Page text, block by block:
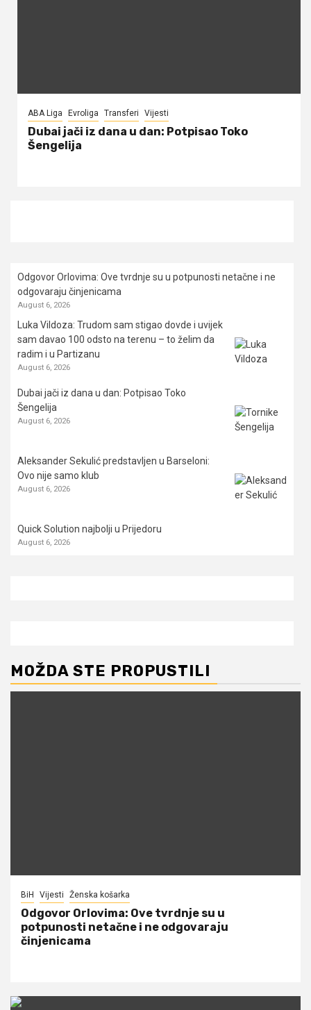
ABA Liga Evroliga Transferi Vijesti
Dubai jači iz dana u dan: Potpisao Toko
Šengelija
Odgovor Orlovima: ​Ove tvrdnje su u potpunosti netačne i ne
odgovaraju činjenicama
August 6, 2026
Luka Vildoza: Trudom sam stigao dovde i uvijek
sam davao 100 odsto na terenu – to želim da
radim i u Partizanu
August 6, 2026
Dubai jači iz dana u dan: Potpisao Toko
Šengelija
August 6, 2026
Aleksander Sekulić predstavljen u Barseloni:
Ovo nije samo klub
August 6, 2026
Quick Solution najbolji u Prijedoru
August 6, 2026
MOŽDA STE PROPUSTILI
BiH Vijesti Ženska košarka
Odgovor Orlovima: ​Ove tvrdnje su u
potpunosti netačne i ne odgovaraju
činjenicama